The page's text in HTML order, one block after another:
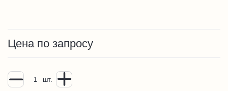
Цена по запросу
шт.